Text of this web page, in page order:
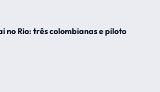
no Rio: três colombianas e piloto